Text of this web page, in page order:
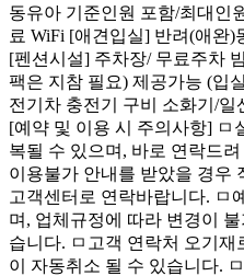
동유아 기준인원 포함/최대인
료 WiFi [애견입실] 반려(애완
[펜션시설] 주차장/ 무료주차
팩은 지참 필요) 제공가능 (입
전기차 충전기 구비 소화기/
[예약 및 이용 시 주의사항] ㅁ
복될 수 있으며, 바로 연락드
이용불가 안내를 받았을 경우
고객센터로 연락바랍니다. ㅁ
며, 업체규정에 따라 변경이
습니다. ㅁ고객 연락처 오기
이 자동취소 될 수 있습니다.